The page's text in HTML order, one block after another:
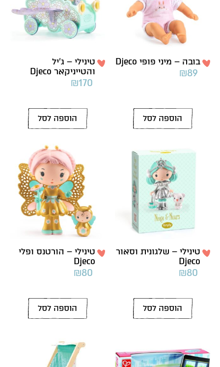
בובה – מיני פופי Djeco
₪89
הוספה לסל
טינילי – ג’יל
והטייניקאר Djeco
₪170
הוספה לסל
טינילי – שלגונית וסאור
Djeco
₪80
הוספה לסל
טינילי – הורטנס ופלי
Djeco
₪80
הוספה לסל